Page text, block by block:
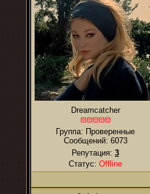
Dreamcatcher
Группа: Проверенные
Сообщений: 6073
Репутация: 3
Статус: Offline